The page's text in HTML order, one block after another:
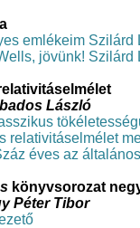
emlékeim Szilárd
jövünk!
László
relativitáselmélet
éves az
könyvsorozat
Péter Tibor